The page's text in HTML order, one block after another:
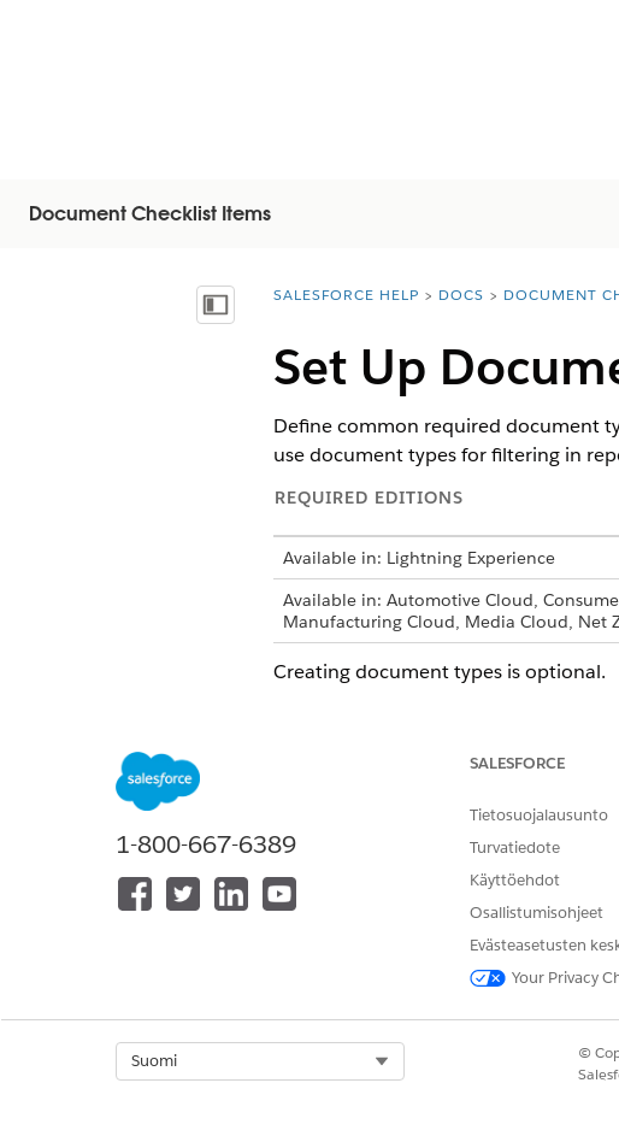
Document Checklist Items
Näytä sisällysluettelo
You are here:
SALESFORCE HELP DOCS DOCUMENT
Set Up
Define common required document
use document types for filtering in
REQUIRED EDITIONS
Available in: Lightning Experience
Available in: Automotive Cloud,
Manufacturing Cloud, Media Cloud, Net
Creating document types is optional.
On the New Document Type screen,
RATKAISIKO TÄMÄ ARTIKKELI ONGELMASI?
Anna palautetta, jotta voimme kehittyä!
1-800-667-6389
SALESFORCE
Tietosuojalausunto
Turvatiedote
Käyttöehdot
Osallistumisohjeet
Evästeasetusten
Your Privacy
Suomi
©